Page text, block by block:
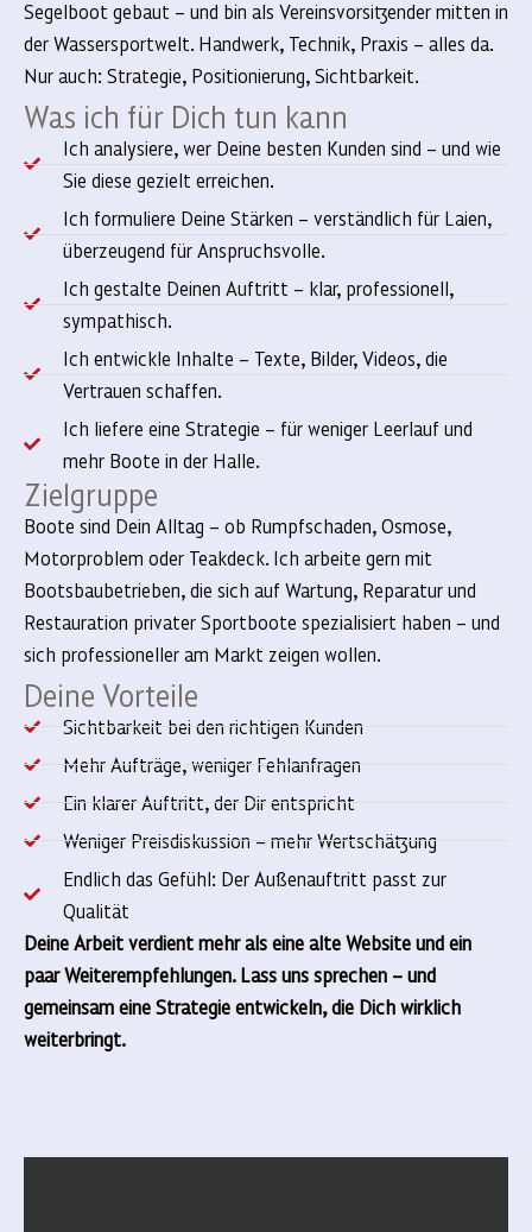
Segelboot gebaut – und bin als Vereinsvorsitzender mitten in
der Wassersportwelt. Handwerk, Technik, Praxis – alles da.
Nur auch: Strategie, Positionierung, Sichtbarkeit.
Was ich für Dich tun kann
Ich analysiere, wer Deine besten Kunden sind – und wie
Sie diese gezielt erreichen.
Ich formuliere Deine Stärken – verständlich für Laien,
überzeugend für Anspruchsvolle.
Ich gestalte Deinen Auftritt – klar, professionell,
sympathisch.
Ich entwickle Inhalte – Texte, Bilder, Videos, die
Vertrauen schaffen.
Ich liefere eine Strategie – für weniger Leerlauf und
mehr Boote in der Halle.
Zielgruppe
Boote sind Dein Alltag – ob Rumpfschaden, Osmose,
Motorproblem oder Teakdeck. Ich arbeite gern mit
Bootsbaubetrieben, die sich auf Wartung, Reparatur und
Restauration privater Sportboote spezialisiert haben – und
sich professioneller am Markt zeigen wollen.
Deine Vorteile
Sichtbarkeit bei den richtigen Kunden
Mehr Aufträge, weniger Fehlanfragen
Ein klarer Auftritt, der Dir entspricht
Weniger Preisdiskussion – mehr Wertschätzung
Endlich das Gefühl: Der Außenauftritt passt zur
Qualität
Deine Arbeit verdient mehr als eine alte Website und ein
paar Weiterempfehlungen. Lass uns sprechen – und
gemeinsam eine Strategie entwickeln, die Dich wirklich
weiterbringt.